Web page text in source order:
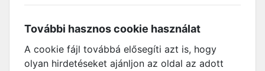
További hasznos cookie használat
A cookie fájl továbbá elősegíti azt is, hogy
olyan hirdetéseket ajánljon az oldal az adott